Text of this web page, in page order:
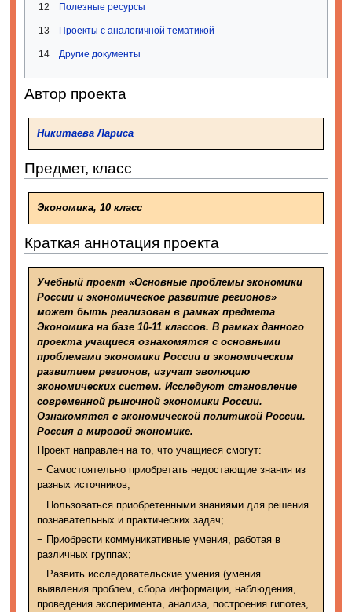
12 Полезные ресурсы
13 Проекты с аналогичной тематикой
14 Другие документы
Автор проекта
Никитаева Лариса
Предмет, класс
Экономика, 10 класс
Краткая аннотация проекта
Учебный проект «Основные проблемы экономики
России и экономическое развитие регионов‎»
может быть реализован в рамках предмета
Экономика на базе 10-11 классов. В рамках данного
проекта учащиеся ознакомятся с основными
проблемами экономики России и экономическим
развитием регионов, изучат эволюцию
экономических систем. Исследуют становление
современной рыночной экономики России.
Ознакомятся с экономической политикой России.
Россия в мировой экономике.
Проект направлен на то, что учащиеся смогут:
− Самостоятельно приобретать недостающие знания из
разных источников;
− Пользоваться приобретенными знаниями для решения
познавательных и практических задач;
− Приобрести коммуникативные умения, работая в
различных группах;
− Развить исследовательские умения (умения
выявления проблем, сбора информации, наблюдения,
проведения эксперимента, анализа, построения гипотез,